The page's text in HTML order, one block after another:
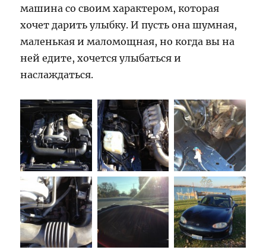
машина со своим характером, которая
хочет дарить улыбку. И пусть она шумная,
маленькая и маломощная, но когда вы на
ней едите, хочется улыбаться и
наслаждаться.